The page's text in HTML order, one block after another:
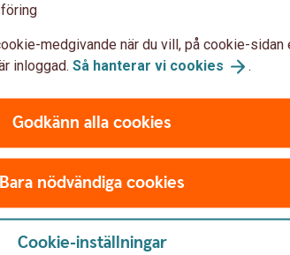
efterbevakning av
fakturorna snabbare.
rapporter på detaljnivå
medgivande när du vill, på cookie-sidan
inloggad. Så hanterar vi cookies .
Godkänn alla cookies
Bara nödvändiga cookies
Cookie-inställningar